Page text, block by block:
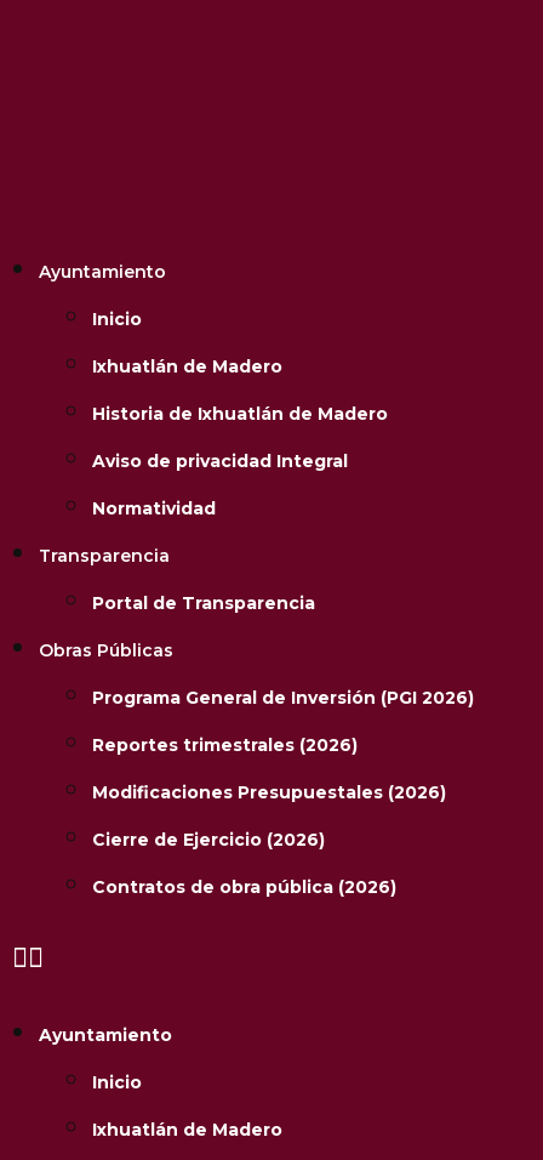
Ayuntamiento
Inicio
Ixhuatlán de Madero
Historia de Ixhuatlán de Madero
Aviso de privacidad Integral
Normatividad
Transparencia
Portal de Transparencia
Obras Públicas
Programa General de Inversión (PGI 2026)
Reportes trimestrales (2026)
Modificaciones Presupuestales (2026)
Cierre de Ejercicio (2026)
Contratos de obra pública (2026)
Ayuntamiento
Inicio
Ixhuatlán de Madero